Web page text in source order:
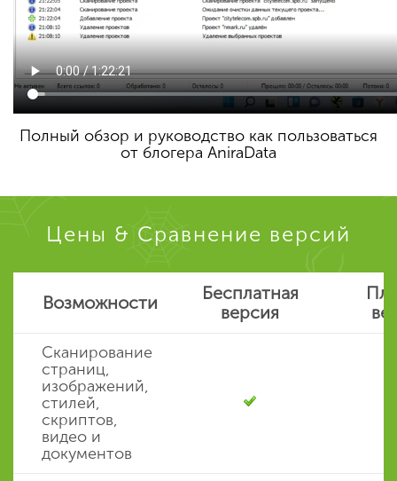
Полный обзор и руководство как пользоваться
от блогера AniraData
Цены & Сравнение версий
Возможности
Бесплатная
версия
Сканирование
страниц,
изображений,
стилей,
скриптов,
видео и
документов